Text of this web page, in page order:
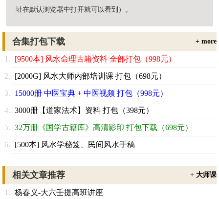
址在默认浏览器中打开就可以看到）。
合集打包下载 + more
[9500本] 风水命理古籍资料 全部打包（998元）
[2000G] 风水大师内部培训课 打包（698元）
15000册 中医宝典 + 中医视频 打包（998元）
3000册【道家法术】资料 打包（398元）
32万册《国学古籍库》高清影印 打包下载（698元）
[500本] 风水学秘笈、民间风水手稿
相关文章推荐 + 大师课
杨春义-大六壬提高班讲座